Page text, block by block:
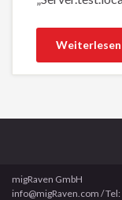
Weiterlesen
migRaven GmbH
info@migRaven.com /